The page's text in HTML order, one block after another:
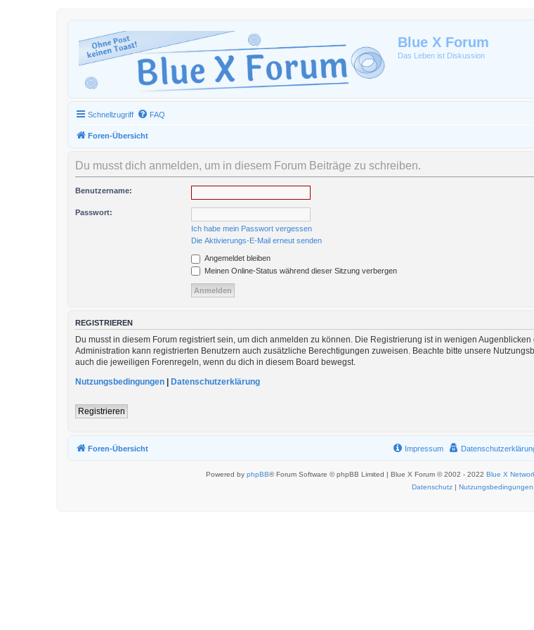
Blue X Forum
Das Leben ist Diskussion
Schnellzugriff FAQ
Foren-Übersicht
Du musst dich anmelden, um in diesem Forum Beiträge zu schreiben.
Benutzername:
Passwort:
Ich habe mein Passwort vergessen
Die Aktivierungs-E-Mail erneut senden
Angemeldet bleiben
Meinen Online-Status während dieser Sitzung verbergen
REGISTRIEREN
Du musst in diesem Forum registriert sein, um dich anmelden zu können. Die Registrierung ist in wenigen
Administration kann registrierten Benutzern auch zusätzliche Berechtigungen zuweisen. Beachte bitte unsere
auch die jeweiligen Forenregeln, wenn du dich in diesem Board bewegst.
Nutzungsbedingungen | Datenschutzerklärung
Registrieren
Foren-Übersicht Impressum
Powered by phpBB® Forum Software © phpBB Limited | Blue X Forum © 2002 - 2022 Blue X
Datenschutz| Nutzungsbedingungen